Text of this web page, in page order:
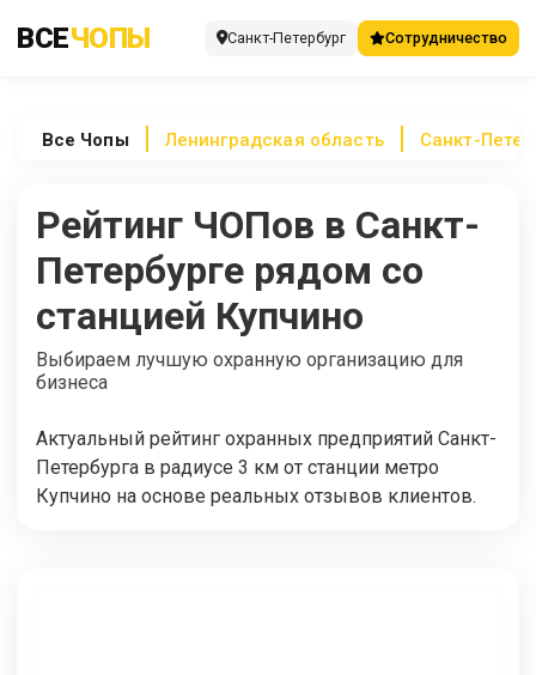
ВСЕЧОПЫ Санкт-Петербург Сотрудничество
Все Чопы Ленинградская область Санкт-
Рейтинг ЧОПов в Санкт-
Петербурге рядом со
станцией Купчино
Выбираем лучшую охранную организацию для
бизнеса
Актуальный рейтинг охранных предприятий Санкт-
Петербурга в радиусе 3 км от станции метро
Купчино на основе реальных отзывов клиентов.